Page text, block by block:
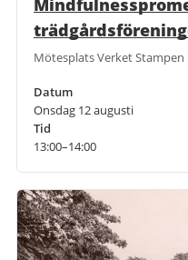
Mötesplats Verket Stampen
Datum
Onsdag 12 augusti
Tid
13:00–14:00